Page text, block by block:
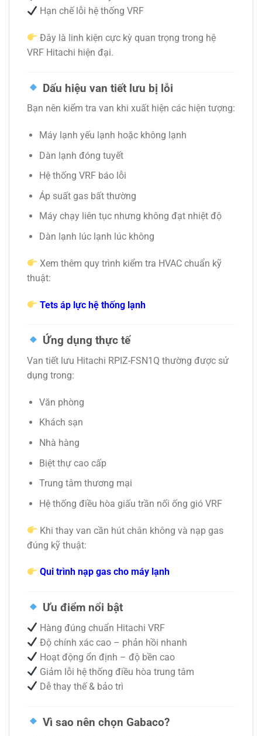
Hạn chế lỗi hệ thống VRF
Đây là linh kiện cực kỳ quan trọng trong hệ
VRF Hitachi hiện đại.
Dấu hiệu van tiết lưu bị lỗi
Bạn nên kiểm tra van khi xuất hiện các hiện tượng:
Máy lạnh yếu lạnh hoặc không lạnh
Dàn lạnh đóng tuyết
Hệ thống VRF báo lỗi
Áp suất gas bất thường
Máy chạy liên tục nhưng không đạt nhiệt độ
Dàn lạnh lúc lạnh lúc không
Xem thêm quy trình kiểm tra HVAC chuẩn kỹ
thuật:
Tets áp lực hệ thống lạnh
Ứng dụng thực tế
Van tiết lưu Hitachi RPIZ-FSN1Q thường được sử
dụng trong:
Văn phòng
Khách sạn
Nhà hàng
Biệt thự cao cấp
Trung tâm thương mại
Hệ thống điều hòa giấu trần nối ống gió VRF
Khi thay van cần hút chân không và nạp gas
đúng kỹ thuật:
Qui trình nạp gas cho máy lạnh
Ưu điểm nổi bật
Hàng đúng chuẩn Hitachi VRF
Độ chính xác cao – phản hồi nhanh
Hoạt động ổn định – độ bền cao
Giảm lỗi hệ thống điều hòa trung tâm
Dễ thay thế & bảo trì
Vì sao nên chọn Gabaco?